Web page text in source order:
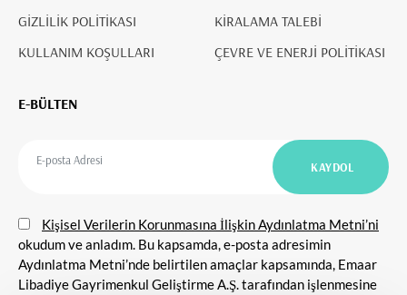
GİZLİLİK POLİTİKASI
KULLANIM KOŞULLARI
KİRALAMA TALEBİ
ÇEVRE VE ENERJİ POLİTİKASI
E-BÜLTEN
Kişisel Verilerin Korunmasına İlişkin Aydınlatma Metni’ni
okudum ve anladım. Bu kapsamda, e-posta adresimin
Aydınlatma Metni’nde belirtilen amaçlar kapsamında, Emaar
Libadiye Gayrimenkul Geliştirme A.Ş. tarafından işlenmesine